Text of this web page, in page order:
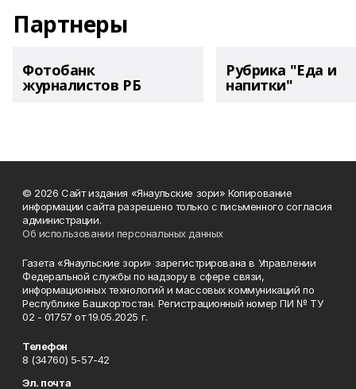
Партнеры
Фотобанк
журналистов РБ
Рубрика "Еда и
напитки"
© 2026 Сайт издания «Янаульские зори» Копирование
информации сайта разрешено только с письменного согласия
администрации.
Об использовании персональных данных
Газета «Янаульские зори» зарегистрирована в Управлении
Федеральной службы по надзору в сфере связи,
информационных технологий и массовых коммуникаций по
Республике Башкортостан. Регистрационный номер ПИ № ТУ
02 - 01757 от 19.05.2025 г.
Телефон
8 (34760) 5-57-42
Эл. почта